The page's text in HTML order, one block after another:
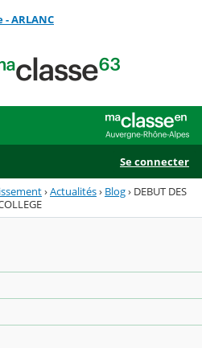
ARLANC
Se connecter
›Actualités› Blog› DEBUT DES